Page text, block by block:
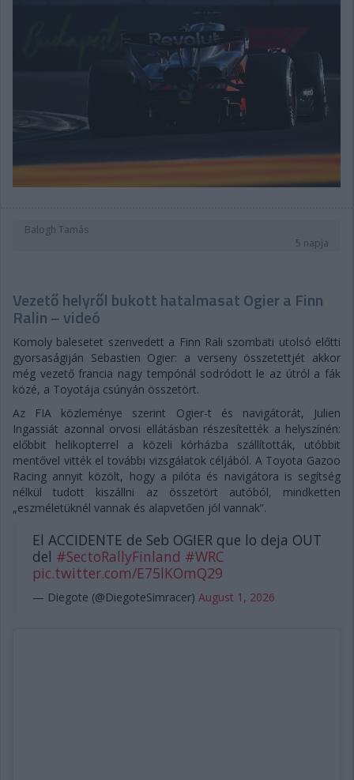
Balogh Tamás
5 napja
Vezető helyről bukott hatalmasat Ogier a Finn
Ralin – videó
Komoly balesetet szenvedett a Finn Rali szombati utolsó előtti
gyorsaságiján Sebastien Ogier: a verseny összetettjét akkor
még vezető francia nagy tempónál sodródott le az útról a fák
közé, a Toyotája csúnyán összetört.
Az FIA közleménye szerint Ogier-t és navigátorát, Julien
Ingassiát azonnal orvosi ellátásban részesítették a helyszínén:
előbbit helikopterrel a közeli kórházba szállították, utóbbit
mentővel vitték el további vizsgálatok céljából. A Toyota Gazoo
Racing annyit közölt, hogy a pilóta és navigátora is segítség
nélkül tudott kiszállni az összetört autóból, mindketten
„eszméletüknél vannak és alapvetően jól vannak”.
El ACCIDENTE de Seb OGIER que lo deja OUT
del #SectoRallyFinland #WRC
pic.twitter.com/E75lKOmQ29
— Diegote (@DiegoteSimracer) August 1, 2026